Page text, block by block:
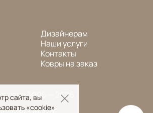
Дизайнерам
Наши услуги
Контакты
Ковры на заказ
2005 — 2026
сайта, вы
«cookie»